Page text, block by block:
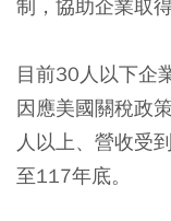
制，協助企業取
目前30人以下企
因應美國關稅政
人以上、營收受
至117年底。